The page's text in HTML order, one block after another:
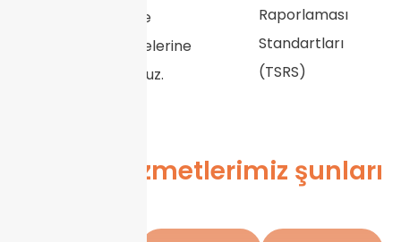
artırmalarına ve
güven inşa etmelerine
yardımcı oluyoruz.
Raporlaması
Standartları
(TSRS)
Sürücü Hizmetlerimiz şunları